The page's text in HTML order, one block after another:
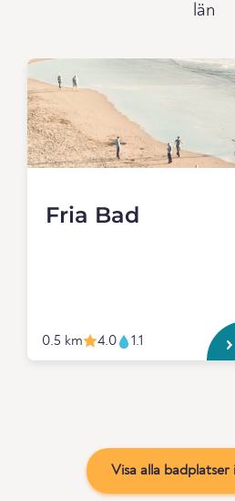
län
Fria Bad
0.5 km 4.0 1.1
Visa alla badplatser